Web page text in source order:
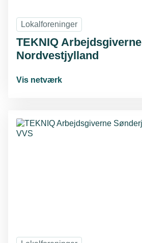
Lokalforeninger
TEKNIQ Arbejdsgiverne
Nordvestjylland
Vis netværk